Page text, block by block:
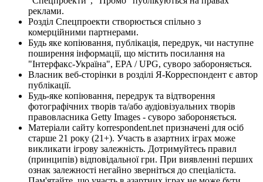
реклами.
Розділ Спецпроекти створюється спільно з
комерційними партнерами.
Будь яке копіювання, публікація, передрук, чи наступне
поширення інформації, що містить посилання на
"Інтерфакс-Україна", EPA / UPG, суворо забороняється.
Власник веб-сторінки в розділі Я-Корреспондент є автор
публікації.
Будь-яке копіювання, передрук та відтворення
фотографічних творів та/або аудіовізуальних творів
правовласника Getty Images - суворо забороняється.
Матеріали сайту korrespondent.net призначені для осіб
старше 21 року (21+). Участь в азартних іграх може
викликати ігрову залежність. Дотримуйтесь правил
(принципів) відповідальної гри. При виявленні перших
ознак залежності негайно зверніться до спеціаліста.